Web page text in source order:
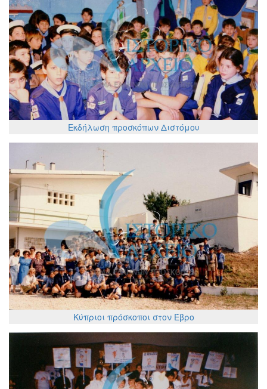
Εκδήλωση προσκόπων Διστόμου
Κύπριοι πρόσκοποι στον Έβρο